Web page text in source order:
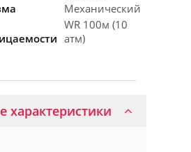
Механический
WR 100м (10
атм)
характеристики